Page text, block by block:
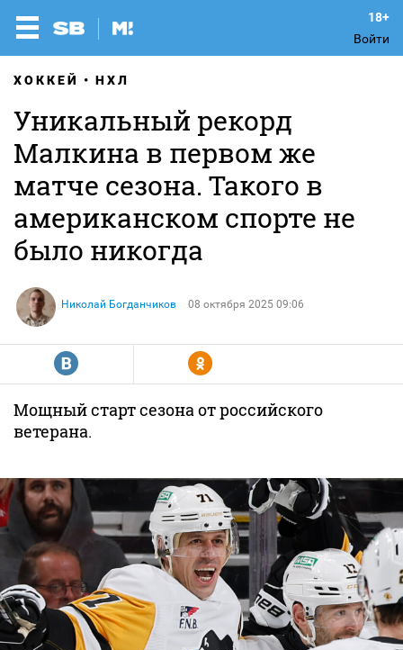
Войти
ХОККЕЙ НХЛ
Уникальный рекорд
Малкина в первом же
матче сезона. Такого в
американском спорте не
было никогда
Николай Богданчиков 08 октября 2025 09:06
R Y
Мощный старт сезона от российского
ветерана.